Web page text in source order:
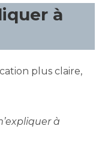
à
plus claire,
à